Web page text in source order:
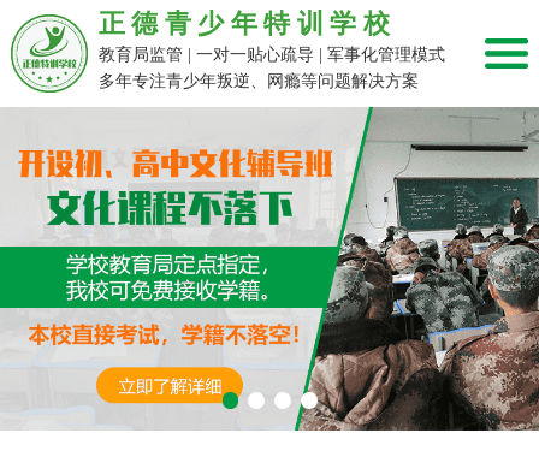
正德青少年特训学校
教育局监管 | 一对一贴心疏导 | 军事化管理模式
多年专注青少年叛逆、网瘾等问题解决方案